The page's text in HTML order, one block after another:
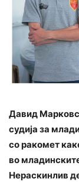
Давид
судија за
со ракомет
во
Нераскинлив